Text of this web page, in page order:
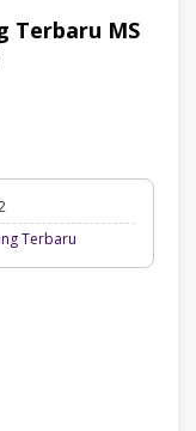
Terbaru MS
Terbaru